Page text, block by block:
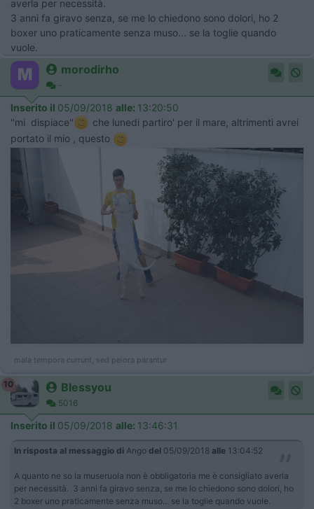
averla per necessità.
3 anni fa giravo senza, se me lo chiedono sono dolori, ho 2
boxer uno praticamente senza muso... se la toglie quando
vuole.
morodirho
-
Inserito il 05/09/2018 alle: 13:20:50
''mi dispiace''
che lunedi partiro' per il mare, altrimenti avrei
portato il mio , questo
mala tempora currunt, sed peiora parantur
10 Blessyou
5016
Inserito il 05/09/2018 alle: 13:46:31
In risposta al messaggio di Ango del 05/09/2018 alle 13:04:52
A quanto ne so la museruola non è obbligatoria me è consigliato averla
per necessità. 3 anni fa giravo senza, se me lo chiedono sono dolori, ho
2 boxer uno praticamente senza muso... se la toglie quando vuole.